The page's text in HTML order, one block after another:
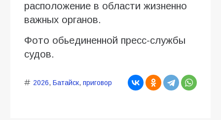
расположение в области жизненно
важных органов.
Фото обьединенной пресс-службы
судов.
2026, Батайск, приговор